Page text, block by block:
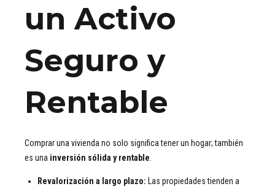
un Activo
Seguro y
Rentable
Comprar una vivienda no solo significa tener un hogar; también
es una inversión sólida y rentable
Revalorización a largo plazo: Las propiedades tienden a